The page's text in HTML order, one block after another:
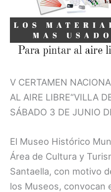
V CERTAMEN
AL AIRE LIBRE“VILLA
SÁBADO 3 DE JUNIO
El Museo Histórico
Área de Cultura y
Santaella, con motivo
los Museos, convocan